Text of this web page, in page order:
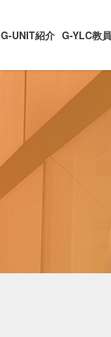
G-UNIT紹介 G-YLC教